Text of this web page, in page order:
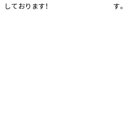
しております！
す。